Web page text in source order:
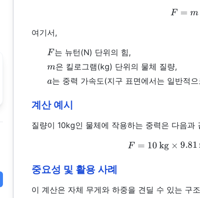
F
F = m
여기서,
F
F 는 뉴턴(N) 단위의 힘,
m
m은 킬로그램(kg) 단위의 물체 질량,
a
a는 중력 가속도(지구 표면에서는 일반적
계산 예시
질량이 10kg인 물체에 작용하는 중력은 다음과
F = 10 kg × 9.81
중요성 및 활용 사례
이 계산은 자체 무게와 하중을 견딜 수 있는 구